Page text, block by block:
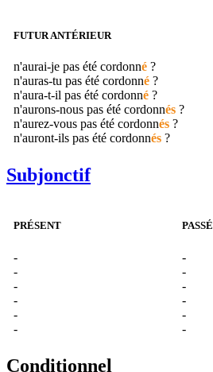
FUTUR ANTÉRIEUR
n'aurai-je pas été cordonné ?
n'auras-tu pas été cordonné ?
n'aura-t-il pas été cordonné ?
n'aurons-nous pas été cordonnés ?
n'aurez-vous pas été cordonnés ?
n'auront-ils pas été cordonnés ?
Subjonctif
PRÉSENT
-
-
-
-
-
-
PASSÉ
-
-
-
-
-
-
Conditionnel